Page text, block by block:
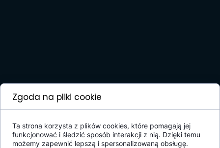
Zgoda na pliki cookie
Ta strona korzysta z plików cookies, które pomagają jej
funkcjonować i śledzić sposób interakcji z nią. Dzięki temu
możemy zapewnić lepszą i spersonalizowaną obsługę.